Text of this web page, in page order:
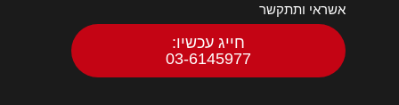
אשראי ותתקשר
חייג עכשיו:
03-6145977